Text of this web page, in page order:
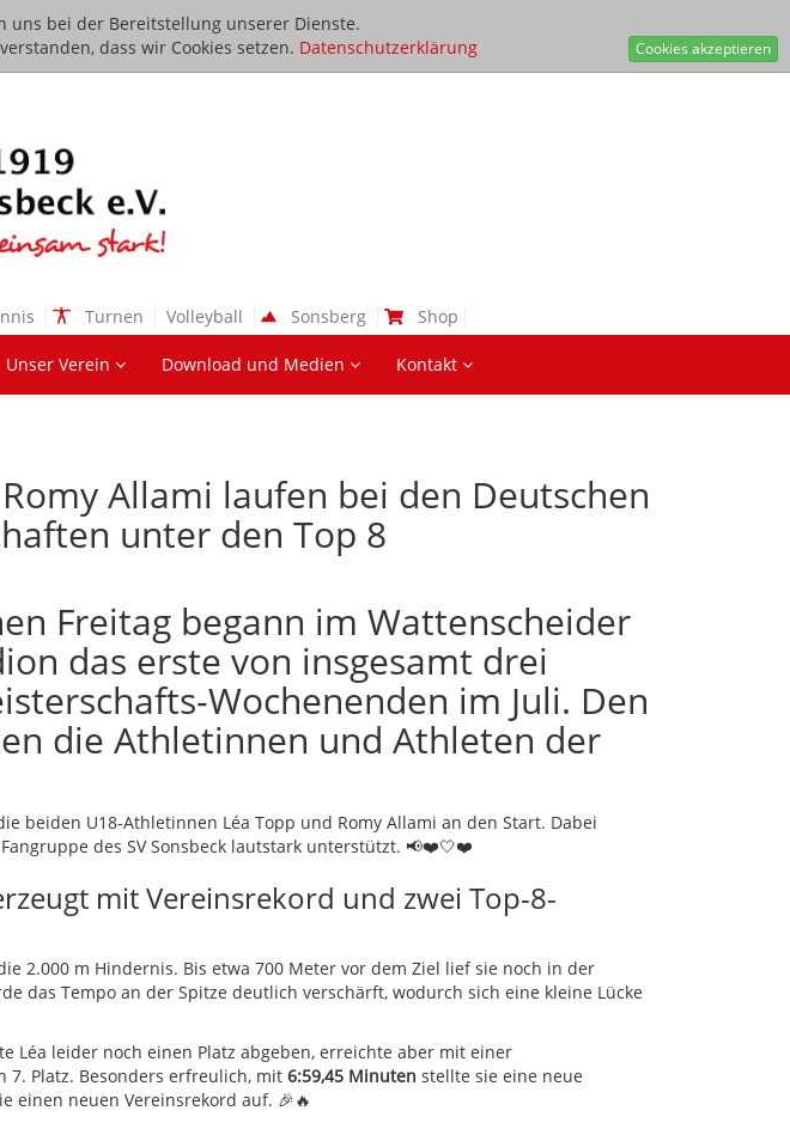
uns bei der Bereitstellung unserer Dienste.
dass wir Cookies setzen. Datenschutzerklärung Cookies akzeptieren
Turnen Volleyball Sonsberg Shop
Unser Verein Download und Medien Kontakt
Allami laufen bei den Deutschen
unter den Top 8
Freitag begann im Wattenscheider
das erste von insgesamt drei
Wochenenden im Juli. Den
die Athletinnen und Athleten der
beiden U18-Athletinnen Léa Topp und Romy Allami an den Start. Dabei
des SV Sonsbeck lautstark unterstützt. 📢❤️🤍❤️
mit Vereinsrekord und zwei Top-8-
2.000 m Hindernis. Bis etwa 700 Meter vor dem Ziel lief sie noch in der
das Tempo an der Spitze deutlich verschärft, wodurch sich eine kleine Lücke
Léa leider noch einen Platz abgeben, erreichte aber mit einer
7. Platz. Besonders erfreulich, mit 6:59,45 Minuten stellte sie eine neue
einen neuen Vereinsrekord auf. 🎉🔥